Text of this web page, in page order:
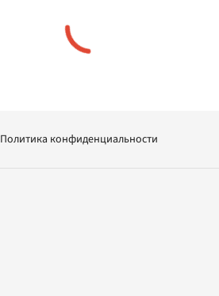
Политика конфиденциальности